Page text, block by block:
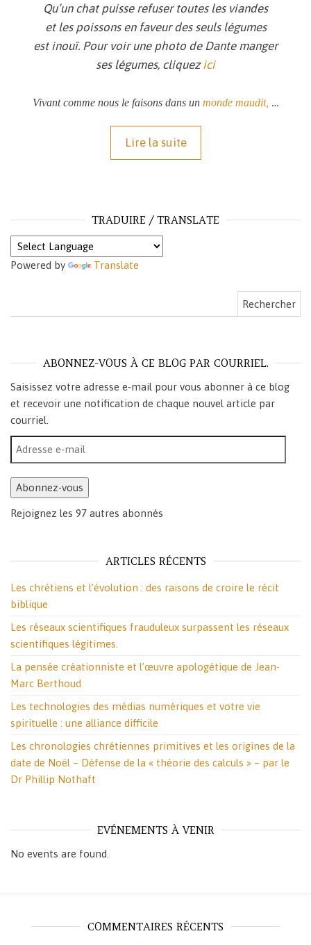
Qu’un chat puisse refuser toutes les viandes
et les poissons en faveur des seuls légumes
est inouï. Pour voir une photo de Dante manger
ses légumes, cliquezici
Vivant comme nous le faisons dans un monde maudit, …
Lire la suite
TRADUIRE / TRANSLATE
Powered by Translate
ABONNEZ-VOUS À CE BLOG PAR COURRIEL.
Saisissez votre adresse e-mail pour vous abonner à ce blog
et recevoir une notification de chaque nouvel article par
courriel.
Adresse e-mail
Abonnez-vous
Rejoignez les 97 autres abonnés
ARTICLES RÉCENTS
Les chrétiens et l’évolution : des raisons de croire le récit
biblique
Les réseaux scientifiques frauduleux surpassent les réseaux
scientifiques légitimes.
La pensée créationniste et l’œuvre apologétique de Jean-
Marc Berthoud
Les technologies des médias numériques et votre vie
spirituelle : une alliance difficile
Les chronologies chrétiennes primitives et les origines de la
date de Noël – Défense de la « théorie des calculs » – par le
Dr Phillip Nothaft
EVÉNEMENTS À VENIR
No events are found.
COMMENTAIRES RÉCENTS